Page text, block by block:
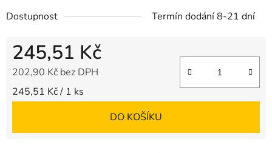
Dostupnost Termín dodání 8-21 dní
245,51 Kč
202,90 Kč bez DPH
Měrná cena:
245,51 Kč / 1 ks
DO KOŠÍKU